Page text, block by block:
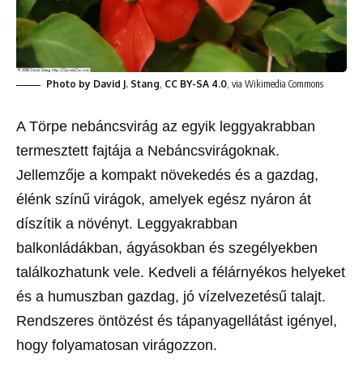
Photo by David J. Stang, CC BY-SA 4.0, via Wikimedia Commons
A Törpe nebáncsvirág az egyik leggyakrabban
termesztett fajtája a Nebáncsvirágoknak.
Jellemzője a kompakt növekedés és a gazdag,
élénk színű virágok, amelyek egész nyáron át
díszítik a növényt. Leggyakrabban
balkonládákban, ágyásokban és szegélyekben
találkozhatunk vele. Kedveli a félárnyékos helyeket
és a humuszban gazdag, jó vízelvezetésű talajt.
Rendszeres öntözést és tápanyagellátást igényel,
hogy folyamatosan virágozzon.